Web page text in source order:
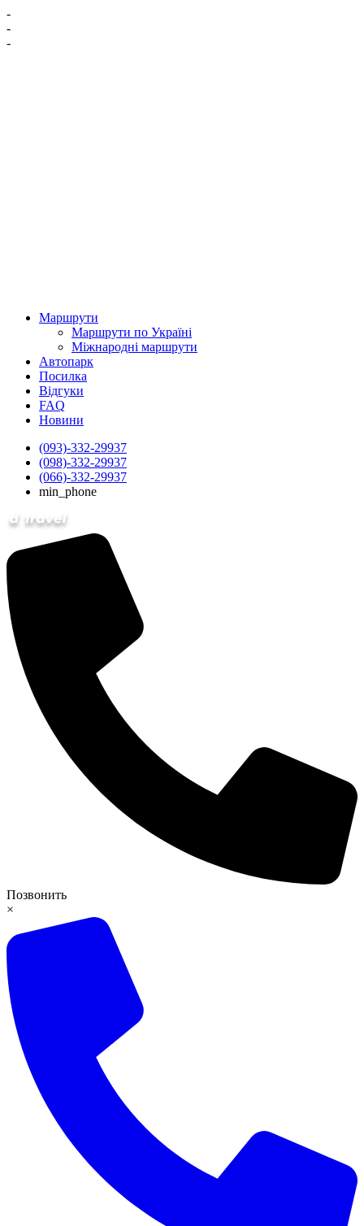
-
-
-
Маршрути
Маршрути по Україні
Міжнародні маршрути
Автопарк
Посилка
Відгуки
FAQ
Новини
(093)-332-29937
(098)-332-29937
(066)-332-29937
min_phone
Позвонить
×